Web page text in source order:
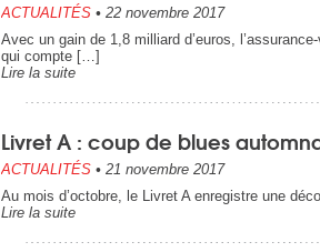
ACTUALITÉS • 22 novembre 2017
Avec un gain de 1,8 milliard d’euros,
qui compte […]
Lire la suite
Livret A : coup de blues
ACTUALITÉS • 21 novembre 2017
Au mois d’octobre, le Livret A enregistre une
Lire la suite